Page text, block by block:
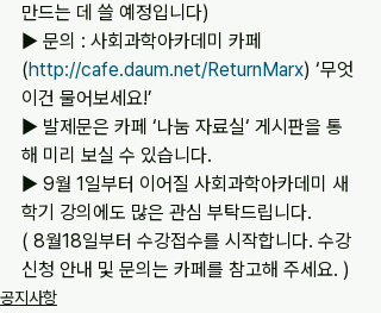
만드는 데 쓸 예정입니다)
▶ 문의 : 사회과학아카데미 카페
(http://cafe.daum.net/ReturnMarx) ‘무엇
이건 물어보세요!’
▶ 발제문은 카페 ‘나눔 자료실‘ 게시판을 통
해 미리 보실 수 있습니다.
▶ 9월 1일부터 이어질 사회과학아카데미 새
학기 강의에도 많은 관심 부탁드립니다.
( 8월18일부터 수강접수를 시작합니다. 수강
신청 안내 및 문의는 카페를 참고해 주세요. )
공지사항